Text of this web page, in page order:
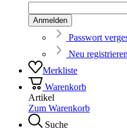
Anmelden
Passwort
Neu registrieren
Merkliste
Warenkorb
Artikel
Zum Warenkorb
Suche